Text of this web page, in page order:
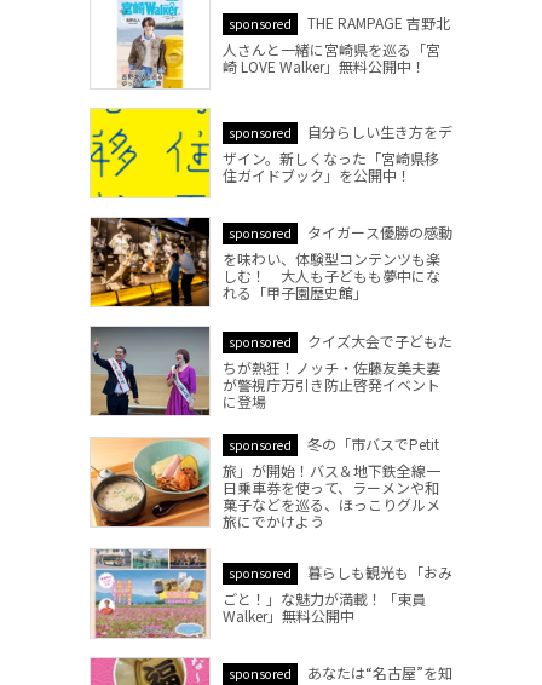
sponsored
THE RAMPAGE 吉野北
人さんと一緒に宮崎県を巡る「宮
崎 LOVE Walker」無料公開中！
sponsored
自分らしい生き方をデ
ザイン。新しくなった「宮崎県移
住ガイドブック」を公開中！
sponsored
タイガース優勝の感動
を味わい、体験型コンテンツも楽
しむ！ 大人も子どもも夢中にな
れる「甲子園歴史館」
sponsored
クイズ大会で子どもた
ちが熱狂！ノッチ・佐藤友美夫妻
が警視庁万引き防止啓発イベント
に登場
sponsored
冬の「市バスでPetit
旅」が開始！バス＆地下鉄全線一
日乗車券を使って、ラーメンや和
菓子などを巡る、ほっこりグルメ
旅にでかけよう
sponsored
暮らしも観光も「おみ
ごと！」な魅力が満載！「東員
Walker」無料公開中
sponsored
あなたは“名古屋”を知